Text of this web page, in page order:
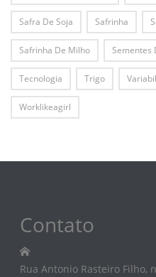
Safra De Soja Safrinha
Safrinha De Milho Sementes
Tecnologia Trigo
Worklikeagirl
Contato
Rua Antonio Rasteiro Filho,